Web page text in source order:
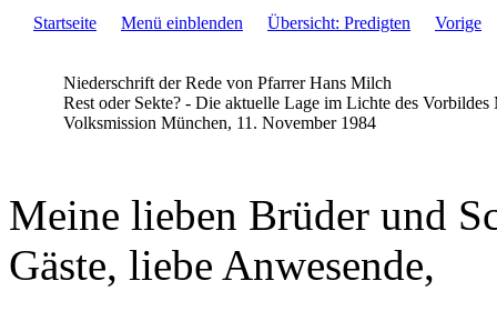
Startseite Menü einblenden Übersicht: Predigten Vorige
Niederschrift der Rede von Pfarrer Hans Milch
Rest oder Sekte? - Die aktuelle Lage im Lichte des Vorbildes
Volksmission München, 11. November 1984
Meine lieben Brüder und
Gäste, liebe Anwesende,